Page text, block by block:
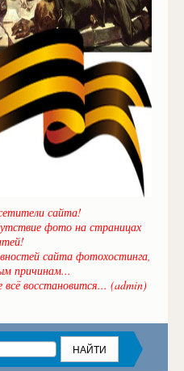
сайта!
фото на страницах
сайта фотохостинга,
причинам...
восстановится... (admin)